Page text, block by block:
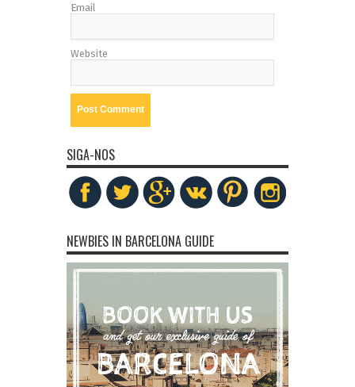
Email
Website
SIGA-NOS
NEWBIES IN BARCELONA GUIDE